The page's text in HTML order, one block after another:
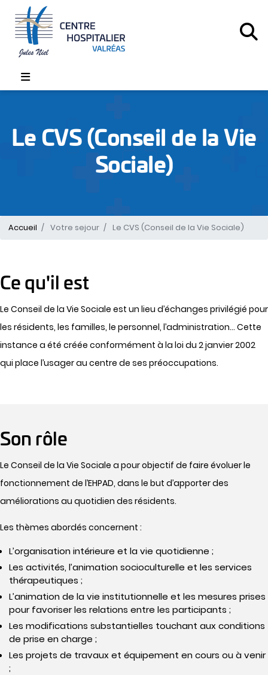
CVSLe CVS (Conseil de la Vie
Sociale)
Accueil Votre sejour Le CVS (Conseil de la Vie Sociale)
Ce qu'il est
Le Conseil de la Vie Sociale est un lieu d’échanges privilégié pour
les résidents, les familles, le personnel, l’administration... Cette
instance a été créée conformément à la loi du 2 janvier 2002
qui place l’usager au centre de ses préoccupations.
Son rôle
Le Conseil de la Vie Sociale a pour objectif de faire évoluer le
fonctionnement de l’EHPAD, dans le but d’apporter des
améliorations au quotidien des résidents.
Les thèmes abordés concernent :
L’organisation intérieure et la vie quotidienne ;
Les activités, l’animation socioculturelle et les services
thérapeutiques ;
L’animation de la vie institutionnelle et les mesures prises
pour favoriser les relations entre les participants ;
Les modifications substantielles touchant aux conditions
de prise en charge ;
Les projets de travaux et équipement en cours ou à venir
;